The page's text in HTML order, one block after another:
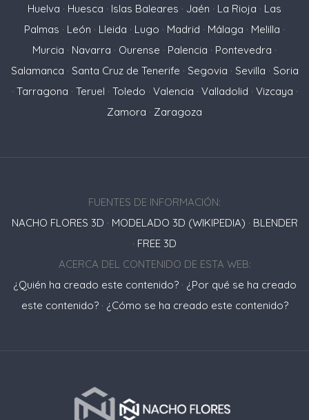
Huelva · Huesca · Islas Baleares · Jaén · La Rioja · Las
Palmas · León · Lleida · Lugo · Madrid · Málaga · Melilla ·
Murcia · Navarra · Ourense · Palencia · Pontevedra ·
Salamanca · Santa Cruz de Tenerife · Segovia · Sevilla · Soria
· Tarragona · Teruel · Toledo · Valencia · Valladolid · Vizcaya ·
Zamora · Zaragoza
FUENTES DE INFORMACIÓN:
NACHO FLORES 3D · MODELADO 3D (WIKIPEDIA) · BLENDER
· FREE 3D
ACERCA DEL CONTENIDO DE ESTA WEB:
¿Quién ha creado este contenido?· ¿Por qué se ha creado
este contenido?· ¿Cómo se ha creado este contenido?